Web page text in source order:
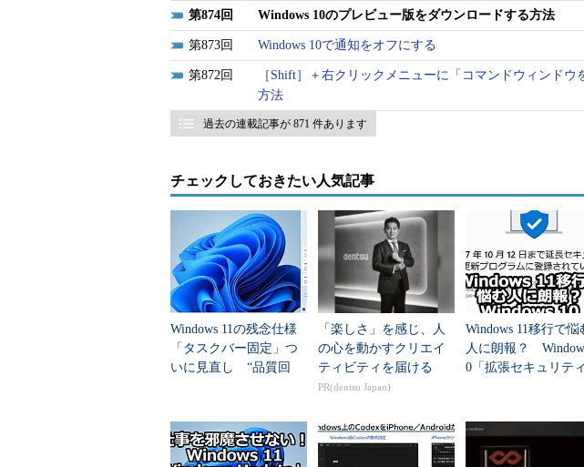
Windows 10の機能更新は年に2回
すでに、2015年7月29日にWindows 10（バージョン1507）がリリース
Update（バージョン1511）、Anniversary Update（バージョン1607）、
1703）と3回の機能更新プログラムが提供されている。2017年10月17
グラムとなるFall Creators Updateが提供される予定だ。
また、新しい機能更新プログラムがリリースされると、その2つ前の
が終了することになる（2017年10月10日に終了予定）。
Windows Insider Programに登録する
事前に以下のWebページを開き、［個人アカウントを登録す
ントを登録する］のいずれかを選択し、画面に従ってメール
と、Windows Insider Programに登録できる。［個人アカウント
ウントを登録する］のボタンが表示されない場合は、すでにサ
アカウントがWindows Insider Programに登録済みである。
［個人アカウントを登録する］は個人のMicrosoftアカウントを
874 Windows 10のプレビュー版をダウンロードする方法
873 Windows 10で通知をオフにする
872
［Shift］＋右クリックメニューに「コマンドウィンドウ
方法
過去の連載記事が 871 件あります
チェックしておきたい人気記事
Windows 11の残念仕様
「タスクバー固定」つ
いに見直し “品質回
「楽しさ」を感じ、人
の心を動かすクリエイ
ティビティを届ける
PR(dentsu Japan)
Windows 11移行で悩
人に朗報？
0「拡張セキュリテ